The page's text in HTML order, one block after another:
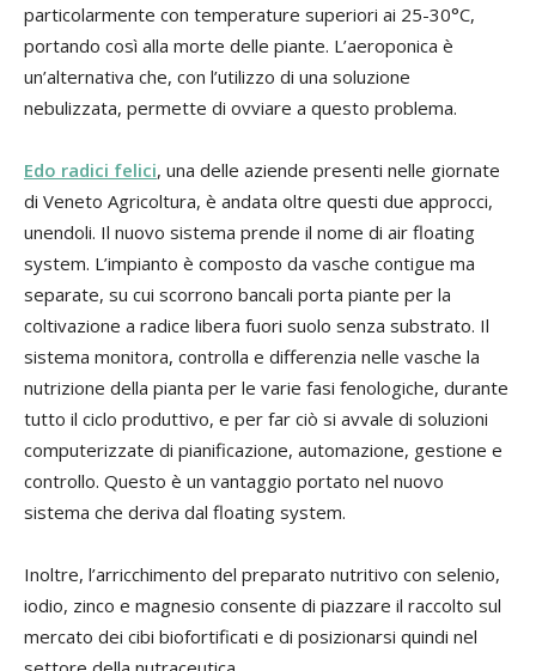
particolarmente con temperature superiori ai 25-30°C,
portando così alla morte delle piante. L’aeroponica è
un’alternativa che, con l’utilizzo di una soluzione
nebulizzata, permette di ovviare a questo problema.
Edo radici felici, una delle aziende presenti nelle giornate
di Veneto Agricoltura, è andata oltre questi due approcci,
unendoli. Il nuovo sistema prende il nome di air floating
system. L’impianto è composto da vasche contigue ma
separate, su cui scorrono bancali porta piante per la
coltivazione a radice libera fuori suolo senza substrato. Il
sistema monitora, controlla e differenzia nelle vasche la
nutrizione della pianta per le varie fasi fenologiche, durante
tutto il ciclo produttivo, e per far ciò si avvale di soluzioni
computerizzate di pianificazione, automazione, gestione e
controllo. Questo è un vantaggio portato nel nuovo
sistema che deriva dal floating system.
Inoltre, l’arricchimento del preparato nutritivo con selenio,
iodio, zinco e magnesio consente di piazzare il raccolto sul
mercato dei cibi biofortificati e di posizionarsi quindi nel